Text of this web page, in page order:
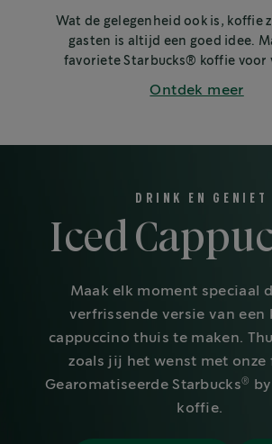
Wat de gelegenheid ook is, koffie
gasten is altijd een goed idee.
favoriete Starbucks® koffie voor
Ontdek meer
DRINK EN GENIET
Iced
Maak elk moment speciaal
verfrissende versie van een
cappuccino thuis te maken.
zoals jij het wenst met onze
Gearomatiseerde Starbucks®
koffie. ​